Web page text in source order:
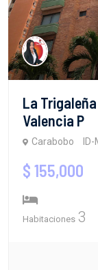
La
Valencia P
Carabobo ID-
$ 155,000
Habitaciones 3